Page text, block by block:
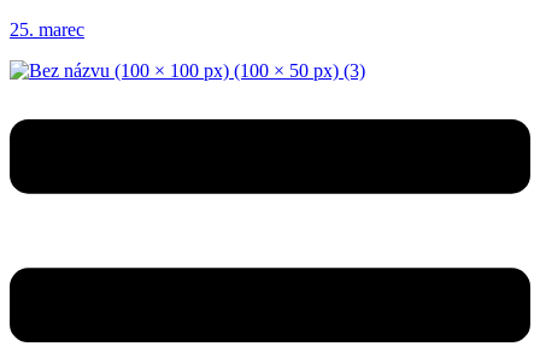
25. marec